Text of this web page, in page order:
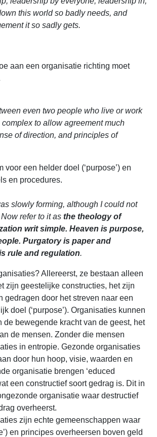
this world so badly needs, and
it so sadly gets.
aan een organisatie richting moet
even two people who live or work
complex to allow agreement much
of direction, and principles of
voor een helder doel (‘purpose’) en
en procedures.
slowly forming, although I could not
Now refer to it as the theology of
writ simple. Heaven is purpose,
Purgatory is paper and
rule and regulation.
Allereerst, ze bestaan alleen
zijn geestelijke constructies, het zijn
gedragen door het streven naar een
doel (‘purpose’). Organisaties kunnen
de bewegende kracht van de geest, het
de mensen. Zonder die mensen
in entropie. Gezonde organisaties
door hun hoop, visie, waarden en
organisatie brengen ‘educed
een constructief soort gedrag is. Dit in
organisatie waar destructief
overheerst.
zijn echte gemeenschappen waar
en principes overheersen boven geld